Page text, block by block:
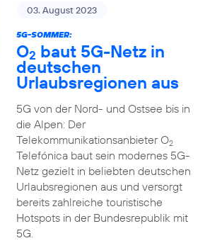
03. August 2023
5G-SOMMER:
O2 baut 5G-Netz in
deutschen
Urlaubsregionen aus
5G von der Nord- und Ostsee bis in
die Alpen: Der
Telekommunikationsanbieter O2
Telefónica baut sein modernes 5G-
Netz gezielt in beliebten deutschen
Urlaubsregionen aus und versorgt
bereits zahlreiche touristische
Hotspots in der Bundesrepublik mit
5G.